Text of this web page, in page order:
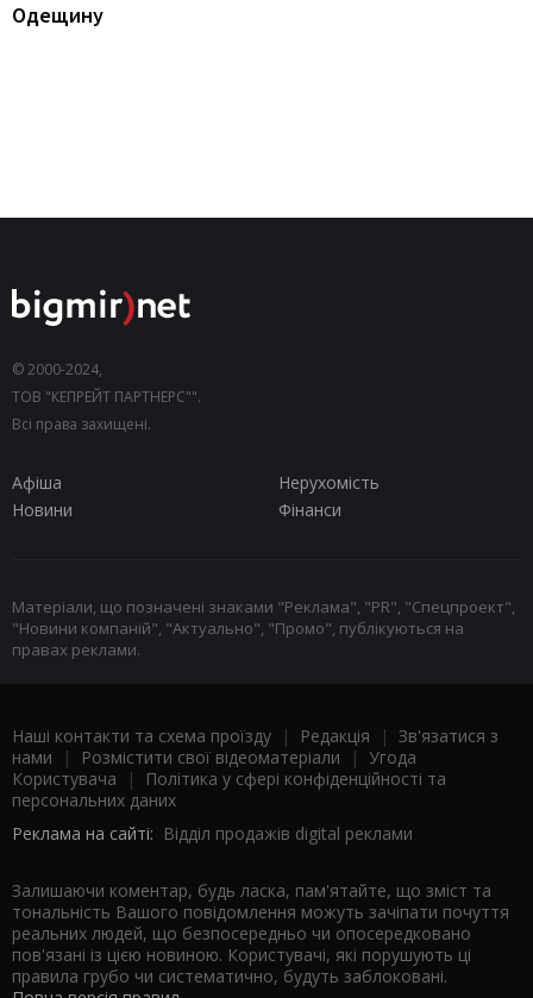
Одещину
© 2000-2024,
ТОВ "КЕПРЕЙТ ПАРТНЕРС"".
Всі права захищені.
Афіша
Нерухомість
Новини
Фінанси
Матеріали, що позначені знаками "Реклама", "PR", "Спецпроект",
"Новини компаній", "Актуально", "Промо", публікуються на
правах реклами.
Наші контакти та схема проїзду | Редакція | Зв'язатися з
нами | Розмістити свої відеоматеріали | Угода
Користувача |
Політика у сфері конфіденційності та
персональних даних
Реклама на сайті: Відділ продажів digital реклами
Залишаючи коментар, будь ласка, пам'ятайте, що зміст та
тональність Вашого повідомлення можуть зачіпати почуття
реальних людей, що безпосередньо чи опосередковано
пов'язані із цією новиною. Користувачі, які порушують ці
правила грубо чи систематично, будуть заблоковані.